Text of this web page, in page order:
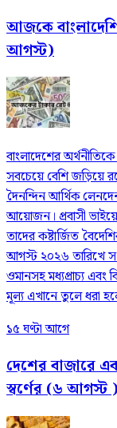
আজকে
আগস্ট)
বাংলাদেশের
সবচেয়ে বেশি জড়িয়ে
দৈনন্দিন আর্থিক
আয়োজন। প্রবাসী
তাদের কষ্টার্জিত
আগস্ট ২০২৬ তারিখে
ওমানসহ মধ্যপ্রাচ্য এবং
মূল্য এখানে তুলে ধরা
১৫ ঘণ্টা আগে
দেশের বাজারে
স্বর্ণের (৬ আগস্ট